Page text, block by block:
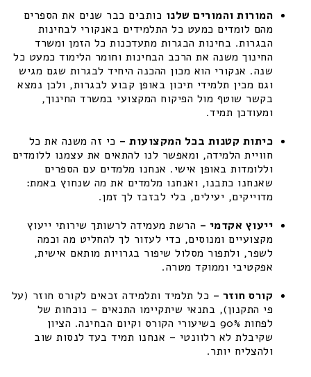
המורות והמורים שלנו כותבים כבר שנים את הספרים
מהם לומדים כמעט כל התלמידים באנקורי לבחינות
הבגרות. בחינות הבגרות מתעדכנות כל הזמן ומשרד
החינוך משנה את הרכב הבחינות וחומר הלימוד כמעט כל
שנה. אנקורי הוא מכון ההכנה היחיד לבגרות שגם מגיש
וגם מכין תלמידי תיכון באופן קבוע לבגרות, ולכן נמצא
בקשר שוטף מול הפיקוח המקצועי במשרד החינוך,
ומעודכן תמיד.
כיתות קטנות בכל המקצועות – כי זה משנה את כל
חוויית הלמידה, ומאפשר לנו להתאים את עצמנו ללומדים
וללומדות באופן אישי. אנחנו מלמדים עם הספרים
שאנחנו כתבנו, ואנחנו מלמדים את מה שנחוץ באמת:
מדוייקים, יעילים, בלי לבזבז לך זמן.
ייעוץ אקדמי – הרשת מעמידה לרשותך שירותי ייעוץ
מקצועיים ומנוסים, כדי לעזור לך להחליט מה וכמה
לשפר, ולתפור מסלול שיפור בגרויות מותאם אישית,
אפקטיבי וממוקד מטרה.
קורס חוזר – כל תלמיד ותלמידה זכאים לקורס חוזר (על
פי התקנון), בתנאי שיתקיימו התנאים – נוכחות של
לפחות 90% בשיעורי הקורס וקיום הבחינה. הציון
שקיבלת לא רלוונטי – אנחנו תמיד בעד לנסות שוב
ולהצליח יותר.